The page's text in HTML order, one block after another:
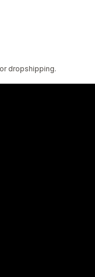
dropshipping.